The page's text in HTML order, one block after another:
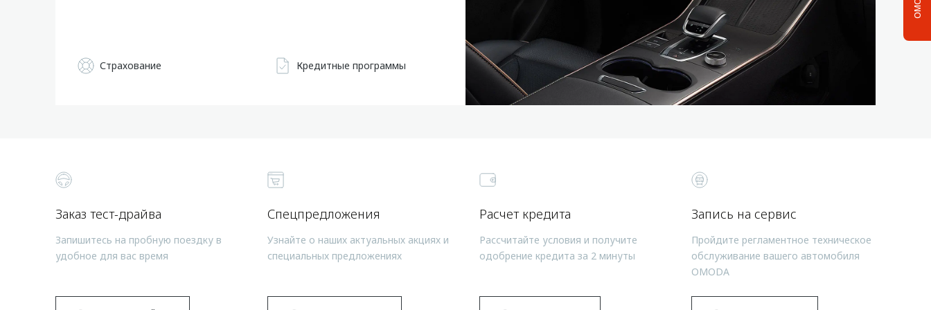
Страхование Кредитные программы
Заказ тест-драйва
Запишитесь на пробную поездку в
удобное для вас время
Спецпредложения
Узнайте о наших актуальных акциях и
специальных предложениях
Расчет кредита
Рассчитайте условия и получите
одобрение кредита за 2 минуты
Запись на сервис
Пройдите регламентное техническое
обслуживание вашего автомобиля
OMODA